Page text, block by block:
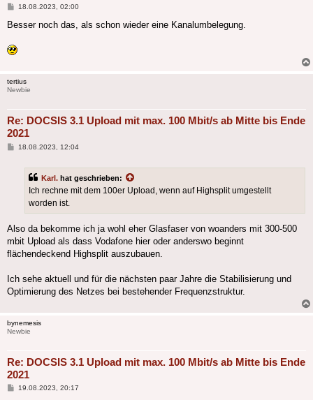
Beitrag
18.08.2023, 02:00
Besser noch das, als schon wieder eine Kanalumbelegung.
tertius
Newbie
Re: DOCSIS 3.1 Upload mit max. 100 Mbit/s ab Mitte bis Ende
2021
Beitrag
18.08.2023, 12:04
Karl. hat geschrieben:
Ich rechne mit dem 100er Upload, wenn auf Highsplit umgestellt
worden ist.
Also da bekomme ich ja wohl eher Glasfaser von woanders mit 300-500
mbit Upload als dass Vodafone hier oder anderswo beginnt
flächendeckend Highsplit auszubauen.
Ich sehe aktuell und für die nächsten paar Jahre die Stabilisierung und
Optimierung des Netzes bei bestehender Frequenzstruktur.
bynemesis
Newbie
Re: DOCSIS 3.1 Upload mit max. 100 Mbit/s ab Mitte bis Ende
2021
Beitrag
19.08.2023, 20:17